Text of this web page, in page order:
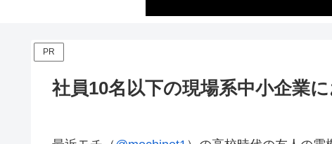
PR
社員10名以下の現場系中小企業